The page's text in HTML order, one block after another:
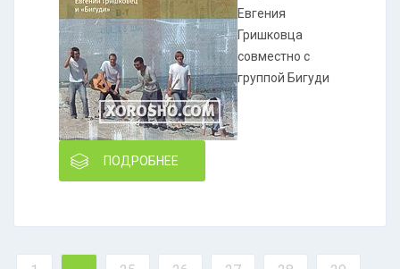
Евгения
Гришковца
совместно с
группой Бигуди
ПОДРОБНЕЕ